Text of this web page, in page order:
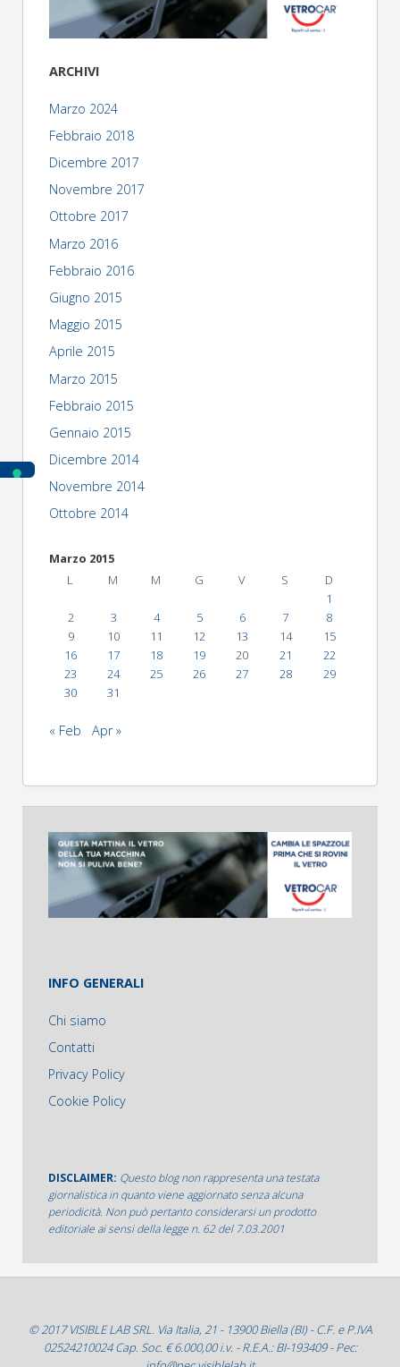
ARCHIVI
Marzo 2024
Febbraio 2018
Dicembre 2017
Novembre 2017
Ottobre 2017
Marzo 2016
Febbraio 2016
Giugno 2015
Maggio 2015
Aprile 2015
Marzo 2015
Febbraio 2015
Gennaio 2015
Dicembre 2014
Novembre 2014
Ottobre 2014
Marzo 2015
L
M M G V S
D
1
2
3 4 5 6 7
8
9
10 11 12 13 14
15
16
17 18 19 20 21
22
23
24 25 26 27 28
29
30
31
« Feb Apr »
INFO GENERALI
Chi siamo
Contatti
Privacy Policy
Cookie Policy
DISCLAIMER: Questo blog non rappresenta una testata
giornalistica in quanto viene aggiornato senza alcuna
periodicità. Non può pertanto considerarsi un prodotto
editoriale ai sensi della legge n. 62 del 7.03.2001
© 2017 VISIBLE LAB SRL. Via Italia, 21 - 13900 Biella (BI) - C.F. e P.IVA
02524210024 Cap. Soc. € 6.000,00 i.v. - R.E.A.: BI-193409 - Pec: